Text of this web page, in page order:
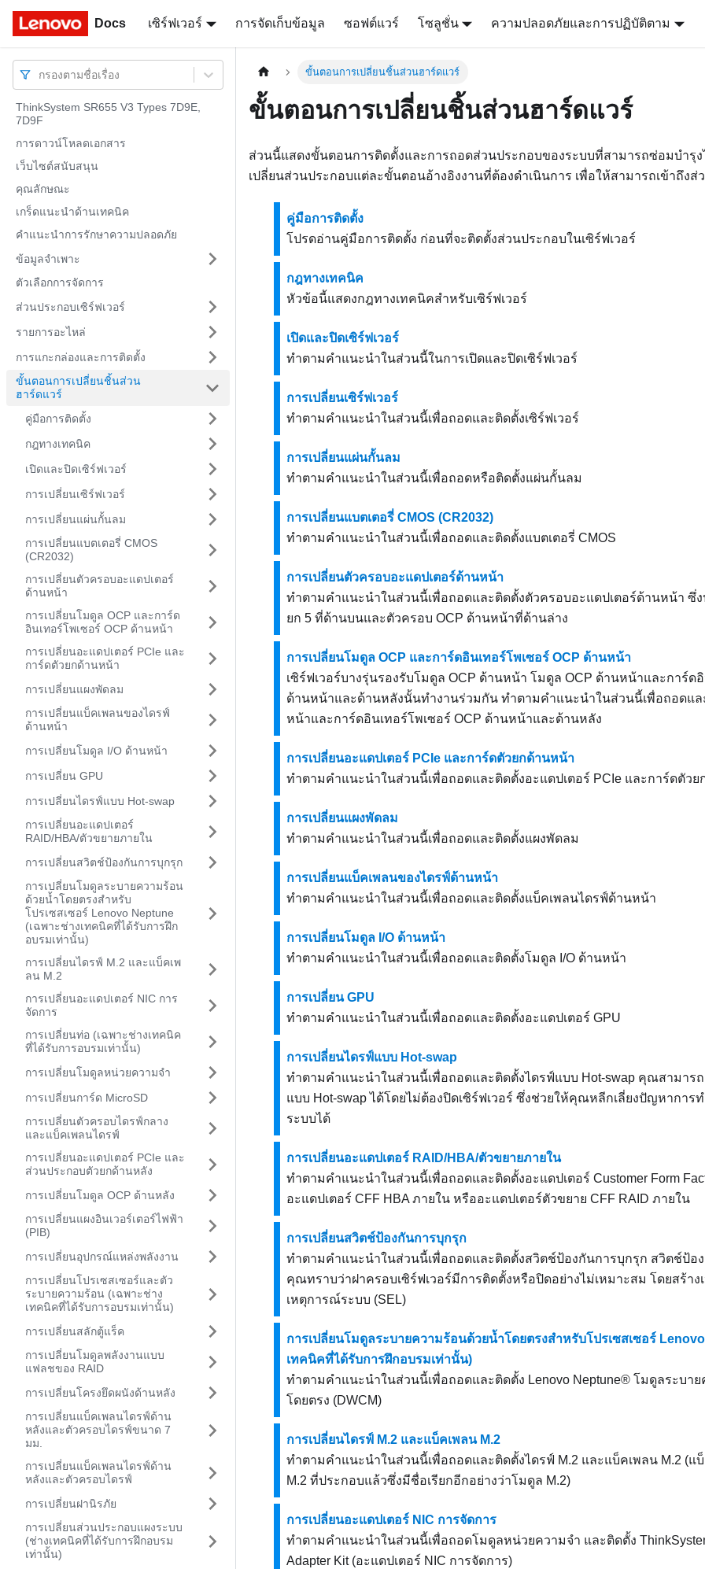
Docs เซิร์ฟเวอร์ การจัดเก็บข้อมูล ซอฟต์แวร์ โซลูชั่น ความปลอดภัยและการปฏิบัติตาม
Docs
กรองตามชื่อเรื่อง
ThinkSystem SR655 V3 Types 7D9E,
7D9F
การดาวน์โหลดเอกสาร
เว็บไซต์สนับสนุน
คุณลักษณะ
เกร็ดแนะนำด้านเทคนิค
คำแนะนำการรักษาความปลอดภัย
ข้อมูลจำเพาะ
ตัวเลือกการจัดการ
ส่วนประกอบเซิร์ฟเวอร์
รายการอะไหล่
การแกะกล่องและการติดตั้ง
ขั้นตอนการเปลี่ยนชิ้นส่วน
ฮาร์ดแวร์
คู่มือการติดตั้ง
กฎทางเทคนิค
เปิดและปิดเซิร์ฟเวอร์
การเปลี่ยนเซิร์ฟเวอร์
การเปลี่ยนแผ่นกั้นลม
การเปลี่ยนแบตเตอรี่ CMOS
(CR2032)
การเปลี่ยนตัวครอบอะแดปเตอร์
ด้านหน้า
การเปลี่ยนโมดูล OCP และการ์ด
อินเทอร์โพเซอร์ OCP ด้านหน้า
การเปลี่ยนอะแดปเตอร์ PCIe และ
การ์ดตัวยกด้านหน้า
การเปลี่ยนแผงพัดลม
การเปลี่ยนแบ็คเพลนของไดรฟ์
ด้านหน้า
การเปลี่ยนโมดูล I/O ด้านหน้า
การเปลี่ยน GPU
การเปลี่ยนไดรฟ์แบบ Hot-swap
การเปลี่ยนอะแดปเตอร์
RAID/HBA/ตัวขยายภายใน
การเปลี่ยนสวิตช์ป้องกันการบุกรุก
การเปลี่ยนโมดูลระบายความร้อน
ด้วยน้ำโดยตรงสำหรับ
โปรเซสเซอร์ Lenovo Neptune
(เฉพาะช่างเทคนิคที่ได้รับการฝึก
อบรมเท่านั้น)
การเปลี่ยนไดรฟ์ M.2 และแบ็คเพ
ลน M.2
การเปลี่ยนอะแดปเตอร์ NIC การ
จัดการ
การเปลี่ยนท่อ (เฉพาะช่างเทคนิค
ที่ได้รับการอบรมเท่านั้น)
การเปลี่ยนโมดูลหน่วยความจำ
การเปลี่ยนการ์ด MicroSD
การเปลี่ยนตัวครอบไดรฟ์กลาง
และแบ็คเพลนไดรฟ์
การเปลี่ยนอะแดปเตอร์ PCIe และ
ส่วนประกอบตัวยกด้านหลัง
การเปลี่ยนโมดูล OCP ด้านหลัง
การเปลี่ยนแผงอินเวอร์เตอร์ไฟฟ้า
(PIB)
การเปลี่ยนอุปกรณ์แหล่งพลังงาน
การเปลี่ยนโปรเซสเซอร์และตัว
ระบายความร้อน (เฉพาะช่าง
เทคนิคที่ได้รับการอบรมเท่านั้น)
การเปลี่ยนสลักตู้แร็ค
การเปลี่ยนโมดูลพลังงานแบบ
แฟลชของ RAID
การเปลี่ยนโครงยึดผนังด้านหลัง
การเปลี่ยนแบ็คเพลนไดรฟ์ด้าน
หลังและตัวครอบไดรฟ์ขนาด 7
มม.
การเปลี่ยนแบ็คเพลนไดรฟ์ด้าน
หลังและตัวครอบไดรฟ์
การเปลี่ยนฝานิรภัย
การเปลี่ยนส่วนประกอบแผงระบบ
(ช่างเทคนิคที่ได้รับการฝึกอบรม
เท่านั้น)
ขั้นตอนการเปลี่ยนชิ้นส่วนฮาร์ดแวร์
ขั้นตอนการเปลี่ยนชิ้นส่วนฮาร์ดแวร์
ส่วนนี้แสดงขั้นตอนการติดตั้งและการถอดส่วนประกอบของระบบที่สามารถซ่อมบำรุ
เปลี่ยนส่วนประกอบแต่ละขั้นตอนอ้างอิงงานที่ต้องดำเนินการ เพื่อให้สามารถเข้าถึงส่
คู่มือการติดตั้ง
โปรดอ่านคู่มือการติดตั้ง ก่อนที่จะติดตั้งส่วนประกอบในเซิร์ฟเวอร์
กฎทางเทคนิค
หัวข้อนี้แสดงกฎทางเทคนิคสำหรับเซิร์ฟเวอร์
เปิดและปิดเซิร์ฟเวอร์
ทำตามคําแนะนําในส่วนนี้ในการเปิดและปิดเซิร์ฟเวอร์
การเปลี่ยนเซิร์ฟเวอร์
ทำตามคำแนะนำในส่วนนี้เพื่อถอดและติดตั้งเซิร์ฟเวอร์
การเปลี่ยนแผ่นกั้นลม
ทำตามคำแนะนำในส่วนนี้เพื่อถอดหรือติดตั้งแผ่นกั้นลม
การเปลี่ยนแบตเตอรี่ CMOS (CR2032)
ทำตามคำแนะนำในส่วนนี้เพื่อถอดและติดตั้งแบตเตอรี่ CMOS
การเปลี่ยนตัวครอบอะแดปเตอร์ด้านหน้า
ทำตามคำแนะนำในส่วนนี้เพื่อถอดและติดตั้งตัวครอบอะแดปเตอร์ด้านหน้า ซึ่
ยก 5 ที่ด้านบนและตัวครอบ OCP ด้านหน้าที่ด้านล่าง
การเปลี่ยนโมดูล OCP และการ์ดอินเทอร์โพเซอร์ OCP ด้านหน้า
เซิร์ฟเวอร์บางรุ่นรองรับโมดูล OCP ด้านหน้า โมดูล OCP ด้านหน้าและการ์ด
ด้านหน้าและด้านหลังนั้นทำงานร่วมกัน ทำตามคำแนะนำในส่วนนี้เพื่อถอดแล
หน้าและการ์ดอินเทอร์โพเซอร์ OCP ด้านหน้าและด้านหลัง
การเปลี่ยนอะแดปเตอร์ PCIe และการ์ดตัวยกด้านหน้า
ทำตามคำแนะนำในส่วนนี้เพื่อถอดและติดตั้งอะแดปเตอร์ PCIe และการ์ดตัวย
การเปลี่ยนแผงพัดลม
ทำตามคำแนะนำในส่วนนี้เพื่อถอดและติดตั้งแผงพัดลม
การเปลี่ยนแบ็คเพลนของไดรฟ์ด้านหน้า
ทำตามคำแนะนำในส่วนนี้เพื่อถอดและติดตั้งแบ็คเพลนไดรฟ์ด้านหน้า
การเปลี่ยนโมดูล I/O ด้านหน้า
ทำตามคำแนะนำในส่วนนี้เพื่อถอดและติดตั้งโมดูล I/O ด้านหน้า
การเปลี่ยน GPU
ทำตามคำแนะนำในส่วนนี้เพื่อถอดและติดตั้งอะแดปเตอร์ GPU
การเปลี่ยนไดรฟ์แบบ Hot-swap
ทำตามคำแนะนำในส่วนนี้เพื่อถอดและติดตั้งไดรฟ์แบบ Hot-swap คุณสามาร
แบบ Hot-swap ได้โดยไม่ต้องปิดเซิร์ฟเวอร์ ซึ่งช่วยให้คุณหลีกเลี่ยงปัญหาการ
ระบบได้
การเปลี่ยนอะแดปเตอร์ RAID/HBA/ตัวขยายภายใน
ทำตามคำแนะนำในส่วนนี้เพื่อถอดและติดตั้งอะแดปเตอร์ Customer Form
อะแดปเตอร์ CFF HBA ภายใน หรืออะแดปเตอร์ตัวขยาย CFF RAID ภายใน
การเปลี่ยนสวิตช์ป้องกันการบุกรุก
ทำตามคำแนะนำในส่วนนี้เพื่อถอดและติดตั้งสวิตช์ป้องกันการบุกรุก สวิตช์ป้อ
คุณทราบว่าฝาครอบเซิร์ฟเวอร์มีการติดตั้งหรือปิดอย่างไม่เหมาะสม โดยสร้า
เหตุการณ์ระบบ (SEL)
การเปลี่ยนโมดูลระบายความร้อนด้วยน้ำโดยตรงสำหรับโปรเซสเซอร์
เทคนิคที่ได้รับการฝึกอบรมเท่านั้น)
ทำตามคำแนะนำในส่วนนี้เพื่อถอดและติดตั้ง Lenovo Neptune® โมดูลระบา
โดยตรง (DWCM)
การเปลี่ยนไดรฟ์ M.2 และแบ็คเพลน M.2
ทำตามคำแนะนำในส่วนนี้เพื่อถอดและติดตั้งไดรฟ์ M.2 และแบ็คเพลน M.2 (แ
M.2 ที่ประกอบแล้วซึ่งมีชื่อเรียกอีกอย่างว่าโมดูล M.2)
การเปลี่ยนอะแดปเตอร์ NIC การจัดการ
ทำตามคำแนะนำในส่วนนี้เพื่อถอดโมดูลหน่วยความจำ และติดตั้ง
Adapter Kit(อะแดปเตอร์ NIC การจัดการ)